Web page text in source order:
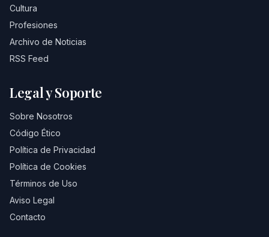
Cultura
Profesiones
Archivo de Noticias
RSS Feed
Legal y Soporte
Sobre Nosotros
Código Ético
Política de Privacidad
Política de Cookies
Términos de Uso
Aviso Legal
Contacto